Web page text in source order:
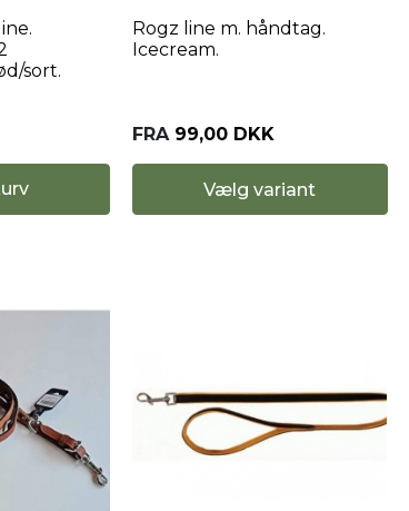
sort.
Rogz line m. håndtag.
Icecream.
FRA 99,00 DKK
Vælg variant